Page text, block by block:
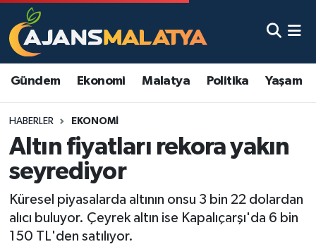
Gündem Ekonomi Malatya Politika Yaşam
HABERLER EKONOMI
Altın fiyatları rekora yakın
seyrediyor
Küresel piyasalarda altının onsu 3 bin 22 dolardan
alıcı buluyor. Çeyrek altın ise Kapalıçarşı'da 6 bin
150 TL'den satılıyor.
Asayiş
Eğitim
Ekonomi
Gündem
Kadın
Malatya Nöbetçi Eczaneler
Malatya Namaz Vakitleri
Malatya Trafik Yoğunluk Haritası
TFF 3.Lig 2.Grup Puan Durumu ve Fikstür
Tüm Manşetler